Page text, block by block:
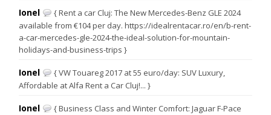
Ionel
{ Rent a car Cluj: The New Mercedes-Benz GLE 2024
available from €104 per day. https://idealrentacar.ro/en/b-rent-
a-car-mercedes-gle-2024-the-ideal-solution-for-mountain-
holidays-and-business-trips }
Ionel
{ VW Touareg 2017 at 55 euro/day: SUV Luxury,
Affordable at Alfa Rent a Car Cluj!... }
Ionel
{ Business Class and Winter Comfort: Jaguar F-Pace